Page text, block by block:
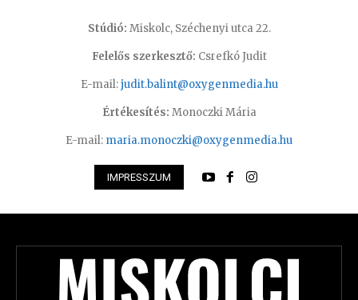
Stúdió: Miskolc, Széchenyi utca 22.
Felelős szerkesztő: Csrefkó Judit
E-mail:judit.balint@oxygenmedia.hu
Értékesítés: Monoczki Mária
E-mail: maria.monoczki@oxygenmedia.hu
IMPRESSZUM